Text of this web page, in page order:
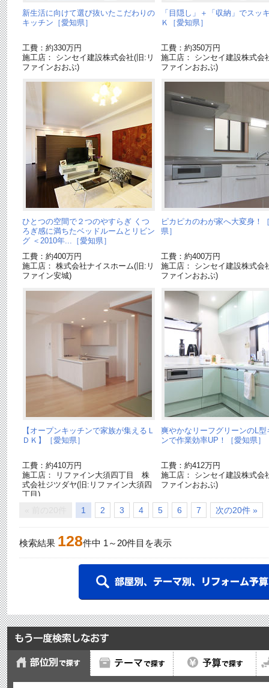
新生活に向けて選び抜いたこだわりの
キッチン［愛知県］
工費：約330万円
施工店： シンセイ建設株式会社(旧:リ
ファインおおぶ)
「目隠し」＋「収納」でスッ
Ｋ［愛知県］
工費：約350万円
施工店： シンセイ建設株式会
ファインおおぶ)
ひとつの空間で２つのやすらぎ くつ
ろぎ感に満ちたベッドルームとリビン
グ ＜2010年...［愛知県］
工費：約400万円
施工店： 株式会社ナイスホーム(旧:リ
ファイン安城)
ピカピカのわが家へ大変身！
県］
工費：約400万円
施工店： シンセイ建設株式会
ファインおおぶ)
【オープンキッチンで家族が集えるＬ
ＤＫ】［愛知県］
工費：約410万円
施工店： リファイン大須四丁目 株
式会社ジツダヤ(旧:リファイン大須四
丁目)
爽やかなリーフグリーンのL型
ンで作業効率UP！［愛知県］
工費：約412万円
施工店： シンセイ建設株式会
ファインおおぶ)
1 2 3 4 5 6 7 次の20件 »
検索結果 128件中 1 ～ 20件目を表示